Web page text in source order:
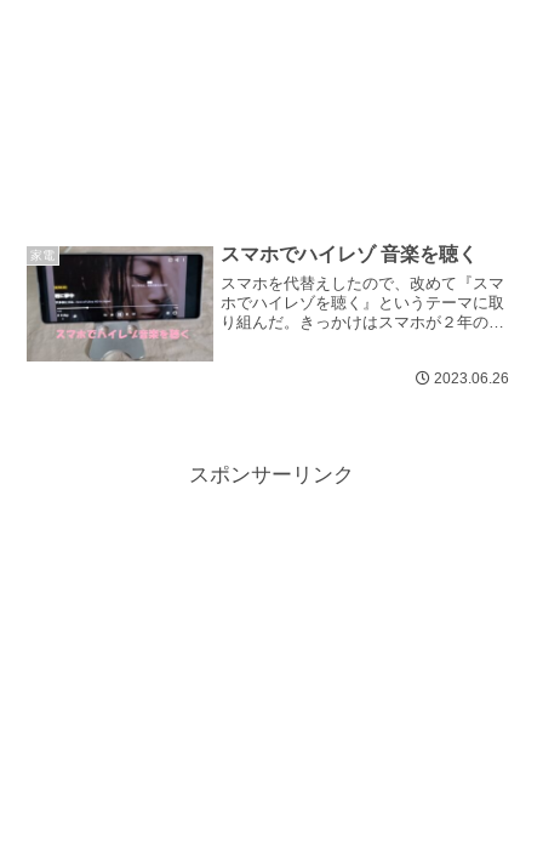
家電 スマホでハイレゾ 音楽を聴く
スマホを代替えしたので、改めて『スマ
ホでハイレゾを聴く』というテーマに取
り組んだ。きっかけはスマホが２年の代
2023.06.26
スポンサーリンク